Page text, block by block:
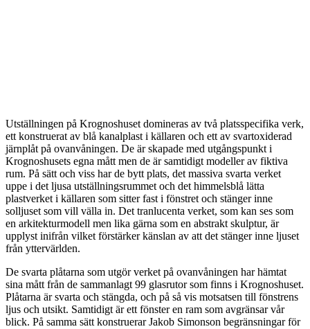
Utställningen på Krognoshuset domineras av två platsspecifika verk,
ett konstruerat av blå kanalplast i källaren och ett av svartoxiderad
järnplåt på ovanvåningen. De är skapade med utgångspunkt i
Krognoshusets egna mått men de är samtidigt modeller av fiktiva
rum. På sätt och viss har de bytt plats, det massiva svarta verket
uppe i det ljusa utställningsrummet och det himmelsblå lätta
plastverket i källaren som sitter fast i fönstret och stänger inne
solljuset som vill välla in. Det tranlucenta verket, som kan ses som
en arkitekturmodell men lika gärna som en abstrakt skulptur, är
upplyst inifrån vilket förstärker känslan av att det stänger inne ljuset
från yttervärlden.
De svarta plåtarna som utgör verket på ovanvåningen har hämtat
sina mått från de sammanlagt 99 glasrutor som finns i Krognoshuset.
Plåtarna är svarta och stängda, och på så vis motsatsen till fönstrens
ljus och utsikt. Samtidigt är ett fönster en ram som avgränsar vår
blick. På samma sätt konstruerar Jakob Simonson begränsningar för